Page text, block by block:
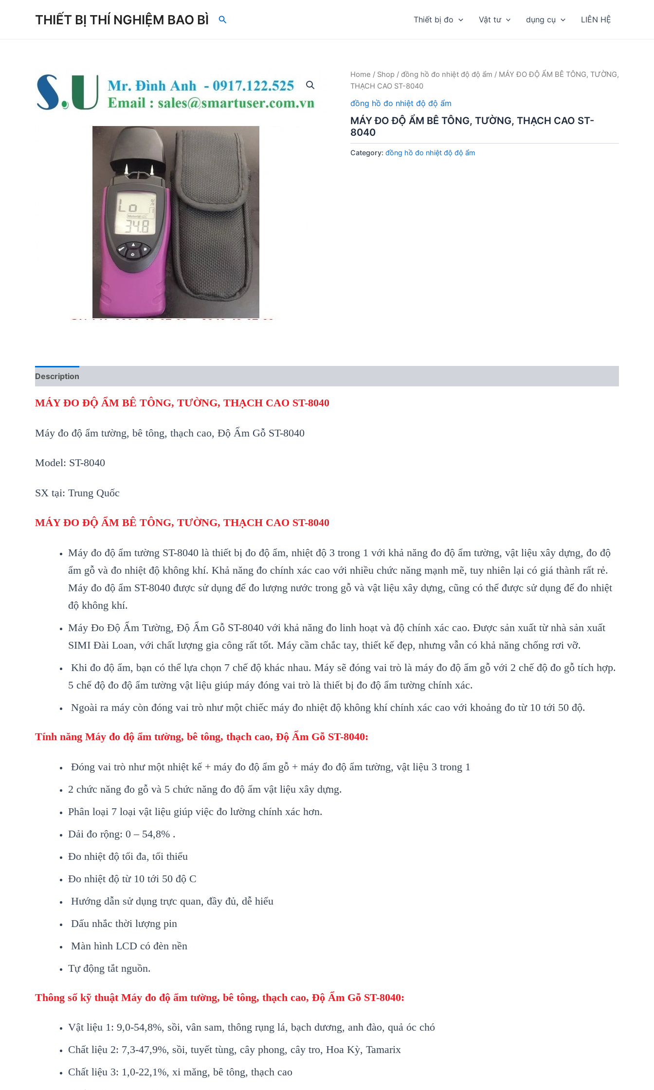
THIẾT BỊ THÍ NGHIỆM BAO BÌ Search Thiết bị đo Vật tư dụng cụ LIÊN HỆ
Home / Shop / đồng hồ đo nhiệt độ độ ẩm / MÁY ĐO ĐỘ ẨM BÊ TÔNG, TƯỜNG,
THẠCH CAO ST-8040
đồng hồ đo nhiệt độ độ ẩm
MÁY ĐO ĐỘ ẨM BÊ TÔNG, TƯỜNG, THẠCH CAO ST-
8040
Category: đồng hồ đo nhiệt độ độ ẩm
Description
MÁY ĐO ĐỘ ẨM BÊ TÔNG, TƯỜNG, THẠCH CAO ST-8040
Máy đo độ ẩm tường, bê tông, thạch cao, Độ Ẩm Gỗ ST-8040
Model: ST-8040
SX tại: Trung Quốc
MÁY ĐO ĐỘ ẨM BÊ TÔNG, TƯỜNG, THẠCH CAO ST-8040
Máy đo độ ẩm tường ST-8040 là thiết bị đo độ ẩm, nhiệt độ 3 trong 1 với khả năng đo độ ẩm tường, vật liệu xây dựng, đo độ
ẩm gỗ và đo nhiệt độ không khí. Khả năng đo chính xác cao với nhiều chức năng mạnh mẽ, tuy nhiên lại có giá thành rất rẻ.
Máy đo độ ẩm ST-8040 được sử dụng để đo lượng nước trong gỗ và vật liệu xây dựng, cũng có thể được sử dụng để đo nhiệt
độ không khí.
Máy Đo Độ Ẩm Tường, Độ Ẩm Gỗ ST-8040 với khả năng đo linh hoạt và độ chính xác cao. Được sản xuất từ nhà sản xuất
SIMI Đài Loan, với chất lượng gia công rất tốt. Máy cầm chắc tay, thiết kế đẹp, nhưng vẫn có khả năng chống rơi vỡ.
Khi đo độ ẩm, bạn có thể lựa chọn 7 chế độ khác nhau. Máy sẽ đóng vai trò là máy đo độ ẩm gỗ với 2 chế độ đo gỗ tích hợp.
5 chế độ đo độ ẩm tường vật liệu giúp máy đóng vai trò là thiết bị đo độ ẩm tường chính xác.
Ngoài ra máy còn đóng vai trò như một chiếc máy đo nhiệt độ không khí chính xác cao với khoảng đo từ 10 tới 50 độ.
Tính năng Máy đo độ ẩm tường, bê tông, thạch cao, Độ Ẩm Gỗ ST-8040:
Đóng vai trò như một nhiệt kế + máy đo độ ẩm gỗ + máy đo độ ẩm tường, vật liệu 3 trong 1
2 chức năng đo gỗ và 5 chức năng đo độ ẩm vật liệu xây dựng.
Phân loại 7 loại vật liệu giúp việc đo lường chính xác hơn.
Dải đo rộng: 0 – 54,8% .
Đo nhiệt độ tối đa, tối thiểu
Đo nhiệt độ từ 10 tới 50 độ C
Hướng dẫn sử dụng trực quan, đầy đủ, dễ hiểu
Dấu nhắc thời lượng pin
Màn hình LCD có đèn nền
Tự động tắt nguồn.
Thông số kỹ thuật Máy đo độ ẩm tường, bê tông, thạch cao, Độ Ẩm Gỗ ST-8040:
Vật liệu 1: 9,0-54,8%, sồi, vân sam, thông rụng lá, bạch dương, anh đào, quả óc chó
Chất liệu 2: 7,3-47,9%, sồi, tuyết tùng, cây phong, cây tro, Hoa Kỳ, Tamarix
Chất liệu 3: 1,0-22,1%, xi măng, bê tông, thạch cao